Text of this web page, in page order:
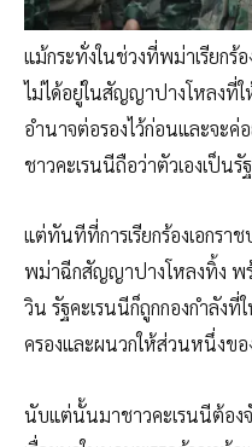
แม้กระทั่งในช่วงที่พม่าเรียกร้
ไม่ได้อยู่ในสัญญาปางโหลงที่
อำนาจต่อรองไว้ก่อนและจะค่
ชาวคะเรนนีถือว่าตัวเองเป็นรั
แต่ทันทีที่การเรียกร้องเอกรา
พม่าฉีกสัญญาปางโหลงทิ้ง พ
วิน รัฐคะเรนนีก็ถูกกองกำลัง
ครองและผนวกให้ส่วนหนึ่งข
นับแต่นั้นมาชาวคะเรนนีต้อง